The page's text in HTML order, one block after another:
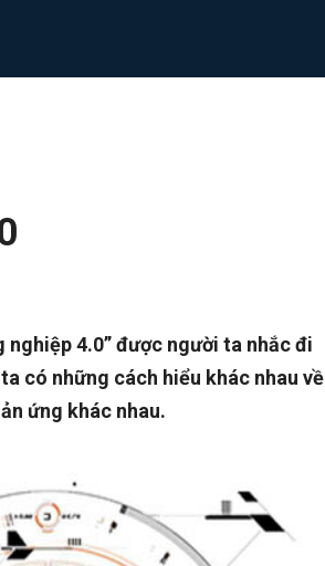
4.0” được người ta nhắc đi
có những cách hiểu khác nhau về
ứng khác nhau.